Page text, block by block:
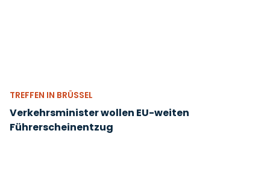
TREFFEN IN BRÜSSEL
Verkehrsminister wollen EU-weiten
Führerscheinentzug